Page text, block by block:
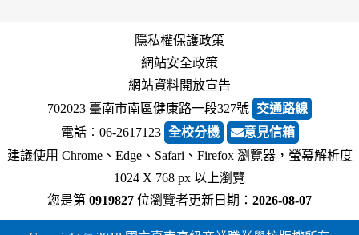
隱私權保護政策
網站安全政策
網站資料開放宣告
702023 臺南市南區健康路一段327號 交通路線
電話︰06-2617123 全校分機
意見信箱
建議使用 Chrome、Edge、Safari、Firefox 瀏覽器，螢幕解析度
1024 X 768 px 以上瀏覽
您是第 0919827 位瀏覽者更新日期： 2026-08-07